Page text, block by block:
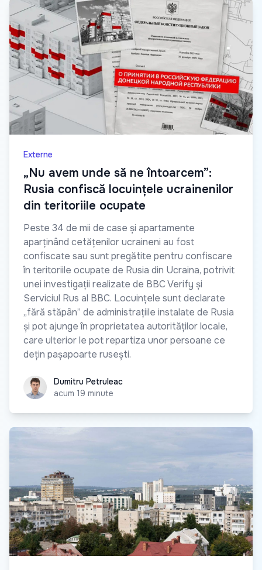
Externe
„Nu avem unde să ne întoarcem”:
Rusia confiscă locuințele ucrainenilor
din teritoriile ocupate
Peste 34 de mii de case și apartamente
aparținând cetățenilor ucraineni au fost
confiscate sau sunt pregătite pentru confiscare
în teritoriile ocupate de Rusia din Ucraina, potrivit
unei investigații realizate de BBC Verify și
Serviciul Rus al BBC. Locuințele sunt declarate
„fără stăpân” de administrațiile instalate de Rusia
și pot ajunge în proprietatea autorităților locale,
care ulterior le pot repartiza unor persoane ce
dețin pașapoarte rusești.
Dumitru Petruleac
Dumitru Petruleac
acum 19 minute